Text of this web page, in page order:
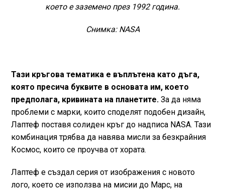
което е заземено през 1992 година.
Снимка: NASA
Тази кръгова тематика е въплътена като дъга,
която пресича буквите в основата им, което
предполага, кривината на планетите.За да няма
проблеми с марки, които споделят подобен дизайн,
Лаптеф поставя солиден кръг до надписа NASA. Тази
комбинация трябва да навява мисли за безкрайния
Космос, които се проучва от хората.
Лаптеф е създал серия от изображения с новото
лого, което се използва на мисии до Марс, на